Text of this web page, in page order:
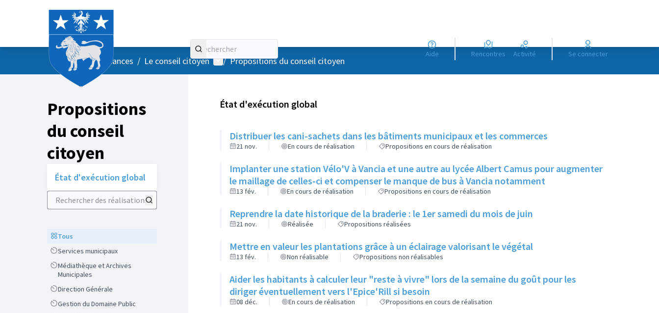
Aide Rencontres Activité Se connecter
AccueilMenu principal
/ Vos instances / Le conseil citoyen Menu utilisateur
/ Propositions du conseil citoyen
Propositions
du conseil
citoyen
État d'exécution global
Rechercher des réalisations
ScopeTous
ScopeServices municipaux
Scope
Médiathèque et Archives
Municipales
ScopeDirection Générale
ScopeGestion du Domaine Public
État d'exécution global
Distribuer les cani-sachets dans les bâtiments municipaux et les commerces
21 nov. En cours de réalisation Propositions en cours de réalisation
Implanter une station Vélo'V à Vancia et une autre au lycée Albert Camus pour augmenter
le maillage de celles-ci et compenser le manque de bus à Vancia notamment
13 fév. En cours de réalisation Propositions en cours de réalisation
Reprendre la date historique de la braderie : le 1er samedi du mois de juin
21 nov. Réalisée Propositions réalisées
Mettre en valeur les plantations grâce à un éclairage valorisant le végétal
13 fév. Non réalisable Propositions non réalisables
Aider les habitants à calculer leur "reste à vivre" lors de la semaine du goût pour les
diriger éventuellement vers l'Epice'Rill si besoin
08 déc. En cours de réalisation Propositions en cours de réalisation